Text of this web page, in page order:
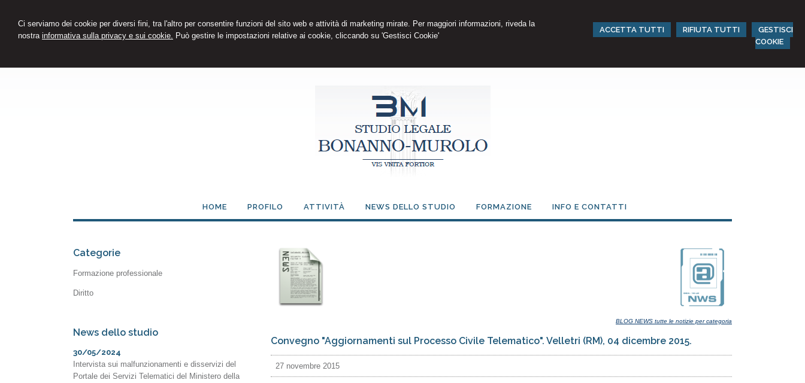
Ci serviamo dei cookie per diversi fini, tra l'altro per consentire funzioni del sito web e attività di marketing mirate. Per maggiori informazioni, riveda la
nostra informativa sulla privacy e sui cookie. Può gestire le impostazioni relative ai cookie, cliccando su 'Gestisci Cookie'
ACCETTA TUTTI RIFIUTA TUTTI
GESTISCI
COOKIE
HOME PROFILO ATTIVITÀ NEWS DELLO STUDIO FORMAZIONE INFO E CONTATTI
BLOG NEWS tutte le notizie per categoria
Convegno "Aggiornamenti sul Processo Civile Telematico". Velletri (RM), 04 dicembre 2015.
27 novembre 2015
Categorie
Formazione professionale
Diritto
News dello studio
30/05/2024
Intervista sui malfunzionamenti e disservizi del
Portale dei Servizi Telematici del Ministero della